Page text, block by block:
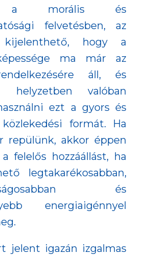
a morális és
felvetésben, az
kijelenthető, hogy a
ma már az
áll, és
helyzetben valóban
ezt a gyors és
formát. Ha
repülünk, akkor éppen
felelős hozzáállást, ha
legtakarékosabban,
és
energiaigénnyel
jelent igazán izgalmas